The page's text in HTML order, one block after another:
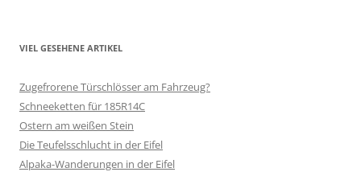
VIEL GESEHENE ARTIKEL
Zugefrorene Türschlösser am Fahrzeug?
Schneeketten für 185R14C
Ostern am weißen Stein
Die Teufelsschlucht in der Eifel
Alpaka-Wanderungen in der Eifel